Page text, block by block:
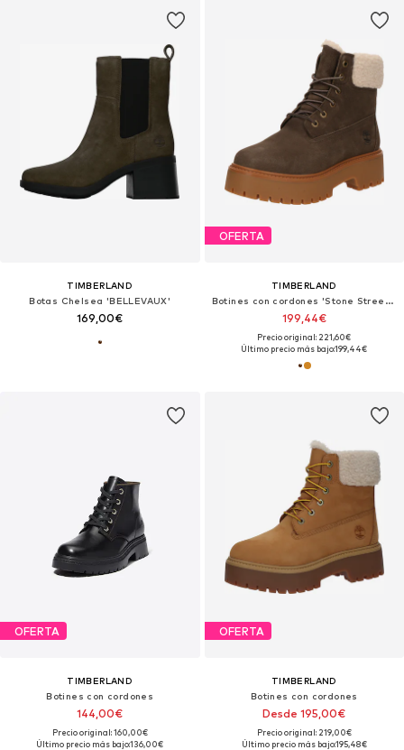
TIMBERLAND
Botas Chelsea 'BELLEVAUX'
169,00€
OFERTA
TIMBERLAND
Botines con cordones 'Stone Street Warm'
199,44€
Precio original: 221,60€
Último precio más bajo:199,44€
OFERTA
TIMBERLAND
Botines con cordones
144,00€
Precio original: 160,00€
Último precio más bajo:136,00€
OFERTA
TIMBERLAND
Botines con cordones
Desde 195,00€
Precio original: 219,00€
Último precio más bajo:195,48€